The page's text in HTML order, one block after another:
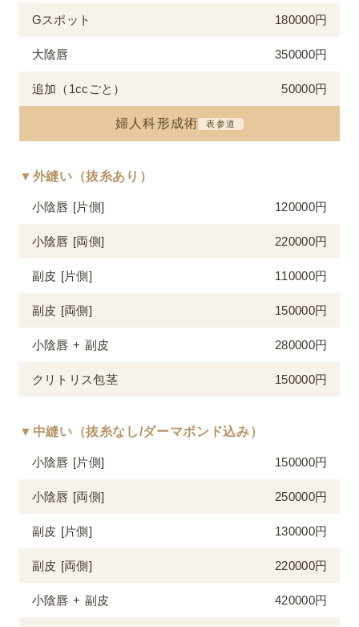
Gスポット 180000円
大陰唇 350000円
追加（1ccごと） 50000円
婦人科形成術 表参道
▼外縫い（抜糸あり）
小陰唇 [片側] 120000円
小陰唇 [両側] 220000円
副皮 [片側] 110000円
副皮 [両側] 150000円
小陰唇 + 副皮 280000円
クリトリス包茎 150000円
▼中縫い（抜糸なし/ダーマボンド込み）
小陰唇 [片側] 150000円
小陰唇 [両側] 250000円
副皮 [片側] 130000円
副皮 [両側] 220000円
小陰唇 + 副皮 420000円